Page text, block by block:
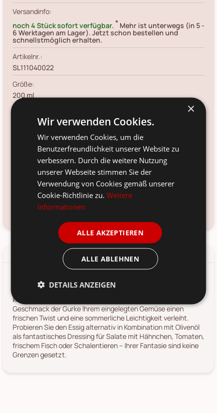
Versandinfo:
noch 4 Stück sofort verfügbar. * Mehr ist unterwegs (in 5 -
6 Werktagen am Lager). Jetzt schon bestellen und
schnellstmöglich erhalten.
Artikelnr.:
SL111040022
Größe:
200 ml
Material:
Voraussichtliche Lieferung:
-13. Aug 2026*
Produkt-/Sicherheitshinweise
Dieser köstliche Essig mit einem Hauch von Gurke eignet sich
perfekt zum Einlegen von Gemüse. Bereiten Sie eine
klassische Essigmarinade zu und erleben Sie, wie der
Geschmack der Gurke Ihrem eingelegten Gemüse einen
frischen Twist und eine sommerliche Leichtigkeit verleiht.
Probieren Sie den Essig alternativ in Kombination mit Olivenöl
als fantastisches Dressing für Salate mit Hähnchen, Tomaten,
frischem Fisch oder Schalentieren – Ihrer Fantasie sind keine
Grenzen gesetzt.
×
Wir verwenden Cookies.
Wir verwenden Cookies, um die
Benutzerfreundlichkeit unserer Website zu
verbessern. Durch die weitere Nutzung
unserer Webseite stimmen Sie der
Verwendung von Cookies gemäß unserer
Cookie-Richtlinie zu.Weitere
Informationen
ALLE AKZEPTIEREN
ALLE ABLEHNEN
DETAILS ANZEIGEN